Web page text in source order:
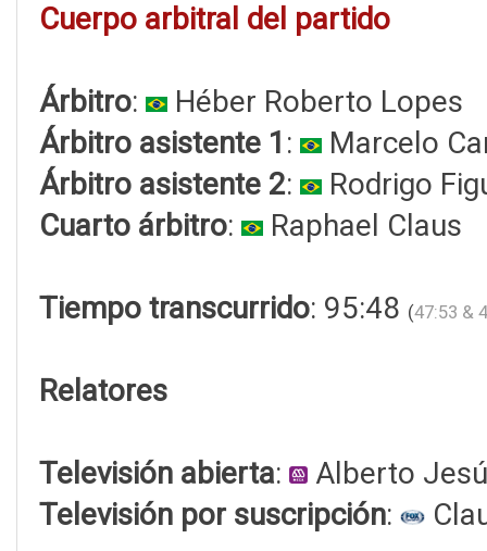
Cuerpo arbitral del partido
Árbitro:
Héber Roberto Lopes
Árbitro asistente 1 :
Marcelo
Árbitro asistente 2:
Rodrigo
Cuarto árbitro: Raphael Claus
Tiempo transcurrido: 95:48 (47:53 &
Relatores
Televisión abierta:
Alberto
Televisión por suscripción: